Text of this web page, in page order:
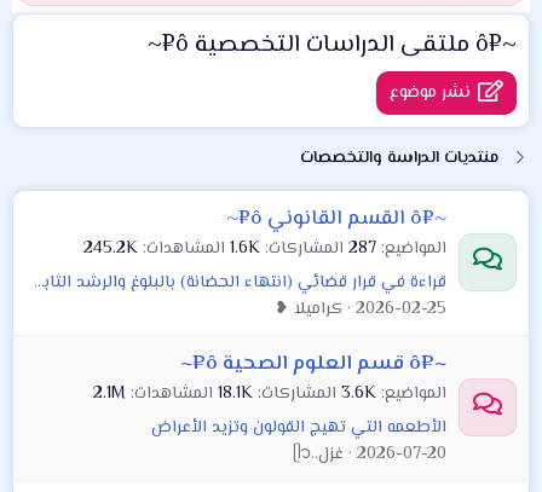
~¤ô ملتقى الدراسات التخصصية ô¤~
نشر موضوع
منتديات الدراسة والتخصصات
~¤ô القسم القانوني ô¤~
المواضيع 287 المشاركات 1.6K المشاهدات 245.2K
قراءة في قرار قضائي (انتهاء الحضانة) بالبلوغ والرشد الثابت المستمر
2026-02-25 كراميلا ❥
~¤ô قسم العلوم الصحية ô¤~
المواضيع 3.6K المشاركات 18.1K المشاهدات 2.1M
الأطعمه التي تهيج القولون وتزيد الأعراض
2026-07-20 غزل..ᥫ᭡